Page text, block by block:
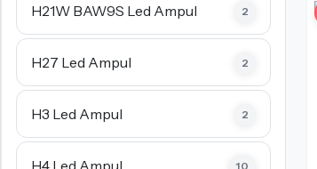
H21W BAW9S Led Ampul 2
H27 Led Ampul 2
H3 Led Ampul 2
H4 Led Ampul 10